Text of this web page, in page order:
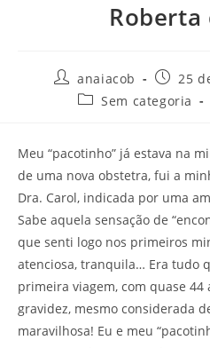
Roberta
Autor
post:
anaiacob
Post25
Categoria
Sem categoria
Meu “pacotinho” já estava na
de uma nova obstetra, fui a
Dra. Carol, indicada por uma
Sabe aquela sensação de
que senti logo nos primeiros
atenciosa, tranquila… Era tudo
primeira viagem, com quase
gravidez, mesmo considerada
maravilhosa! Eu e meu